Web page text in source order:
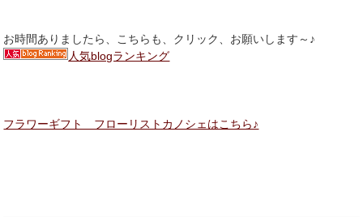
お時間ありましたら、こちらも、クリック、お願いします～♪
人気blogランキング
フラワーギフト フローリストカノシェはこちら♪